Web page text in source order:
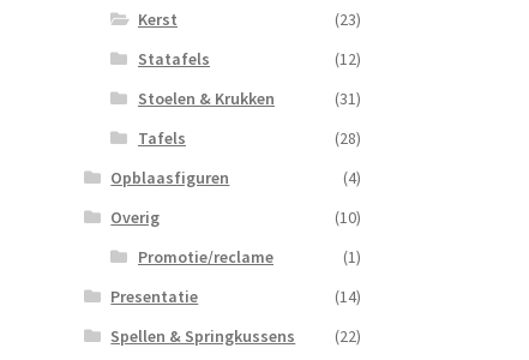
Kerst
(23)
Statafels
(12)
Stoelen & Krukken
(31)
Tafels
(28)
Opblaasfiguren
(4)
Overig
(10)
Promotie/reclame
(1)
Presentatie
(14)
Spellen & Springkussens
(22)